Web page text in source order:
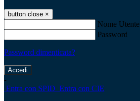
button close ×
Nome Utente
Password
Password dimenticata?
-
Entra con SPID Entra con CIE